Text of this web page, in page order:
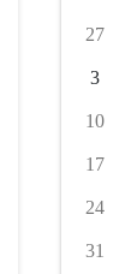
27
3
10
17
24
31